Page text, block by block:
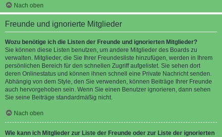
Nach oben
Freunde und ignorierte Mitglieder
Wozu benötige ich die Listen der Freunde und ignorierten Mitglieder?
Sie können diese Listen benutzen, um andere Mitglieder des Boards zu
verwalten. Mitglieder, die Sie Ihrer Freundesliste hinzufügen, werden in Ihrem
persönlichen Bereich für den schnellen Zugriff aufgelistet. Sie sehen dort
deren Onlinestatus und können ihnen schnell eine Private Nachricht senden.
Abhängig von dem Style, den Sie verwenden, können Beiträge Ihrer Freunde
auch hervorgehoben sein. Wenn Sie einen Benutzer ignorieren, dann sehen
Sie seine Beiträge standardmäßig nicht.
Nach oben
Wie kann ich Mitglieder zur Liste der Freunde oder zur Liste der ignorierten